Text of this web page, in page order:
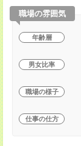
職場の雰囲気
年齢層
男女比率
職場の様子
仕事の仕方